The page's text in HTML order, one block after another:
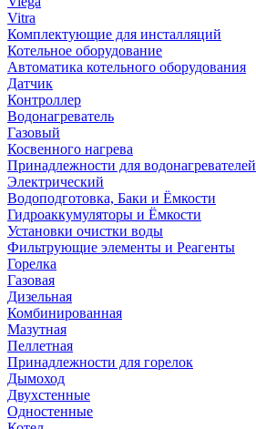
Vitra
Комплектующие для инсталляций
Котельное оборудование
Автоматика котельного оборудования
Датчик
Контроллер
Водонагреватель
Газовый
Косвенного нагрева
Принадлежности для водонагревателей
Электрический
Водоподготовка, Баки и Ёмкости
Гидроаккумуляторы и Ёмкости
Установки очистки воды
Фильтрующие элементы и Реагенты
Горелка
Газовая
Дизельная
Комбинированная
Мазутная
Пеллетная
Принадлежности для горелок
Дымоход
Двухстенные
Одностенные